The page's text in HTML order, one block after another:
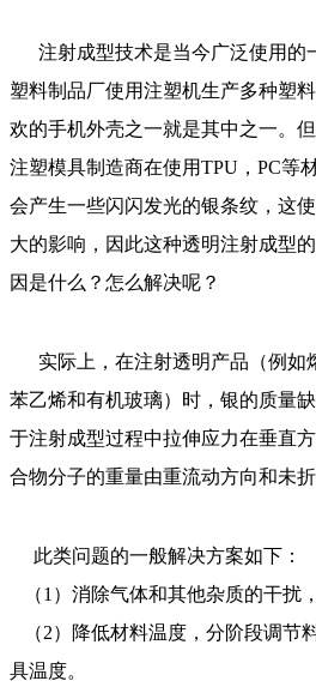
注射成型技术是当今广泛使用的
塑料制品厂使用注塑机生产多种塑
欢的手机外壳之一就是其中之一。
注塑模具制造商在使用TPU，PC等
会产生一些闪闪发光的银条纹，这
大的影响，因此这种透明注射成型
因是什么？怎么解决呢？
实际上，在注射透明产品（例如
苯乙烯和有机玻璃）时，银的质量
于注射成型过程中拉伸应力在垂直
合物分子的重量由重流动方向和未
此类问题的一般解决方案如下：
（1）消除气体和其他杂质的干扰
（2）降低材料温度，分阶段调节
具温度。